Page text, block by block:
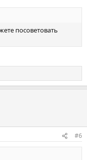
посоветовать
#6